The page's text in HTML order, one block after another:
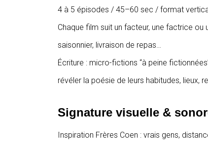
4 à 5 épisodes / 45–60 sec / format
Chaque film suit un facteur, une factrice ou
saisonnier, livraison de repas…
Écriture : micro-fictions “à peine
révéler la poésie de leurs habitudes, lieux,
Signature visuelle &
Inspiration Frères Coen : vrais gens,